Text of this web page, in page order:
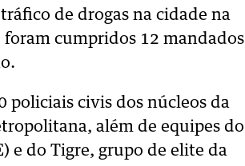
de drogas na cidade na
foram cumpridos 12 mandados
policiais civis dos núcleos da
além de equipes do
e do Tigre, grupo de elite da